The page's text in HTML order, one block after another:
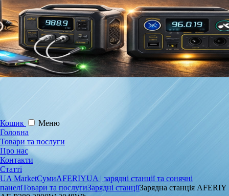
Кошик
Меню
Головна
Товари та послуги
Про нас
Контакти
Статті
UA MarketСумиAFERIYUA | зарядні станції та сонячні
панеліТовари та послугиЗарядні станціїЗарядна станція AFERIY